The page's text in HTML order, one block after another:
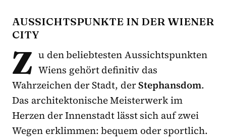
AUSSICHTSPUNKTE IN DER WIENER
CITY
Z u den beliebtesten Aussichtspunkten
Wiens gehört definitiv das
Wahrzeichen der Stadt, derStephansdom.
Das architektonische Meisterwerk im
Herzen der Innenstadt lässt sich auf zwei
Wegen erklimmen: bequem oder sportlich.